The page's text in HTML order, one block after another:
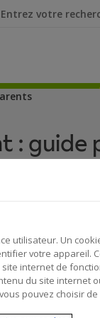
Je cherche
:
pas le
:
apprendre
utilisateur. Un
votre appareil.
internet de
du site internet
pouvez choisir de